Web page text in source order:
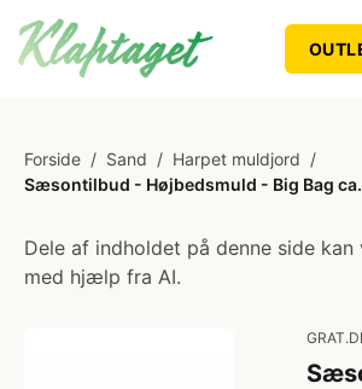
Forside / Sand / Harpet muldjord /
Sæsontilbud - Højbedsmuld - Big Bag
Dele af indholdet på denne side
med hjælp fra AI.